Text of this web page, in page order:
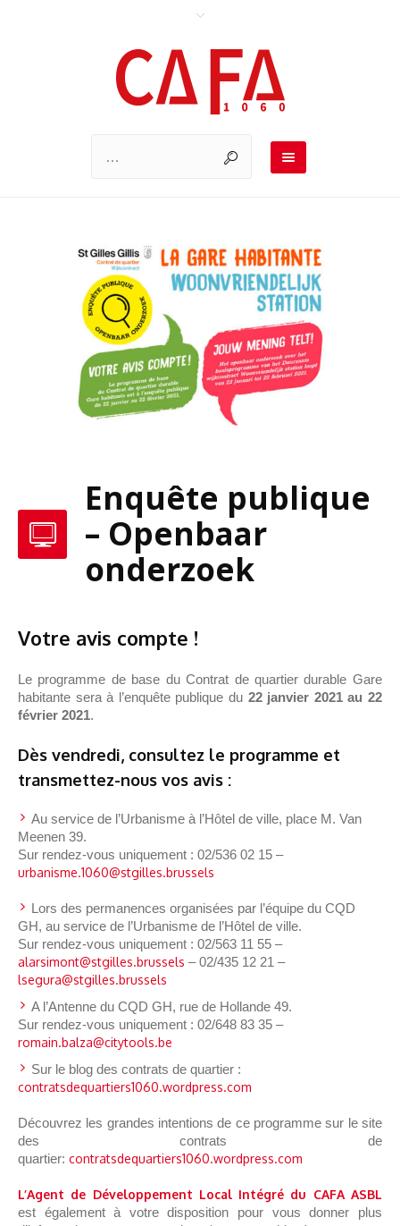
Enquête publique
– Openbaar
onderzoek
Votre avis compte !
Le programme de base du Contrat de quartier durable Gare
habitante sera à l’enquête publique du 22 janvier 2021 au 22
février 2021.
Dès vendredi, consultez le programme et
transmettez-nous vos avis :
Au service de l’Urbanisme à l’Hôtel de ville, place M. Van
Meenen 39.
Sur rendez-vous uniquement : 02/536 02 15 –
urbanisme.1060@stgilles.brussels
Lors des permanences organisées par l’équipe du CQD
GH, au service de l’Urbanisme de l’Hôtel de ville.
Sur rendez-vous uniquement : 02/563 11 55 –
alarsimont@stgilles.brussels – 02/435 12 21 –
lsegura@stgilles.brussels
A l’Antenne du CQD GH, rue de Hollande 49.
Sur rendez-vous uniquement : 02/648 83 35 –
romain.balza@citytools.be
Sur le blog des contrats de quartier :
contratsdequartiers1060.wordpress.com
Découvrez les grandes intentions de ce programme sur le site
des contrats de
quartier:contratsdequartiers1060.wordpress.com
L’Agent de Développement Local Intégré du CAFA ASBL
est également à votre disposition pour vous donner plus